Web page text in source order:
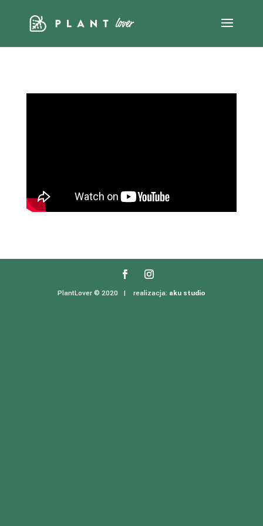
PlantLover © 2020 | realizacja: aku studio